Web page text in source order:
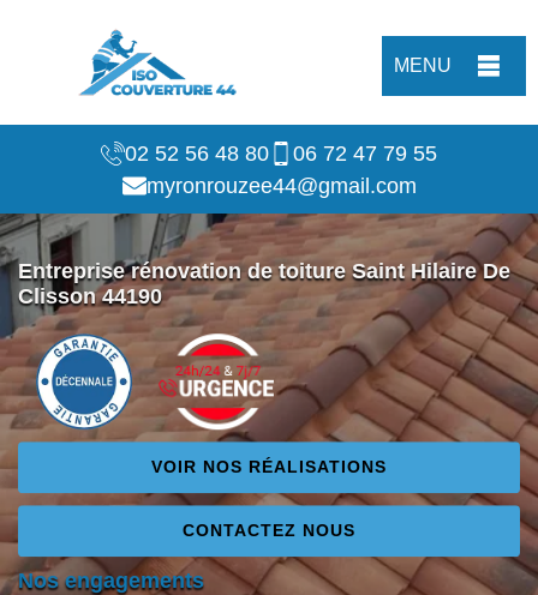
MENU
02 52 56 48 80
06 72 47 79 55
myronrouzee44@gmail.com
Entreprise rénovation de toiture Saint Hilaire De
Clisson 44190
VOIR NOS RÉALISATIONS
CONTACTEZ NOUS
Nos engagements